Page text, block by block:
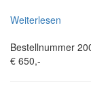
Weiterlesen
Bestellnummer
€ 650,-